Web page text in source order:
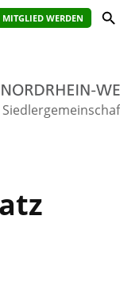
MITGLIED WERDEN